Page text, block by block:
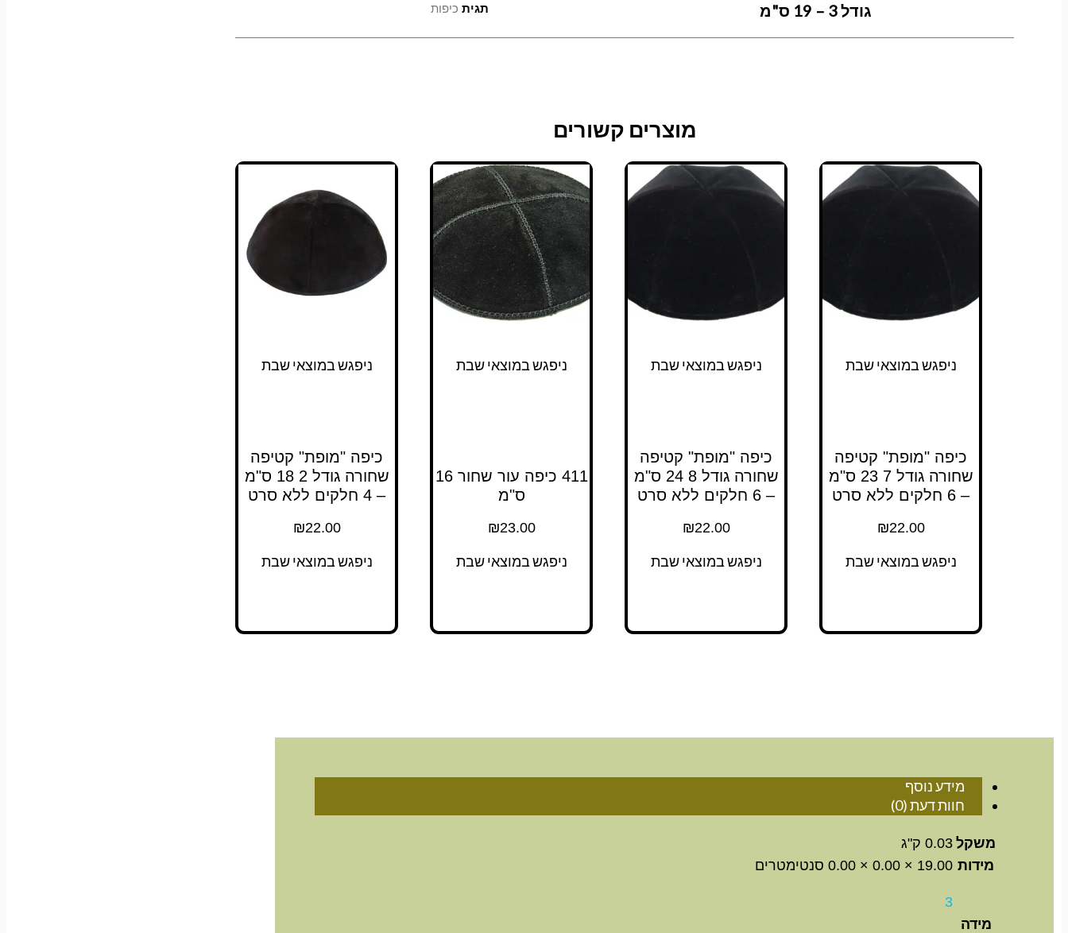
גודל 3 – 19 ס"מ
תגית כיפות
מוצרים קשורים
ניפגש במוצאי שבת
כיפה "מופת" קטיפה
שחורה גודל 7 23 ס"מ
– 6 חלקים ללא סרט
₪22.00
ניפגש במוצאי שבת
ניפגש במוצאי שבת
כיפה "מופת" קטיפה
שחורה גודל 8 24 ס"מ
– 6 חלקים ללא סרט
₪22.00
ניפגש במוצאי שבת
ניפגש במוצאי שבת
411 כיפה עור שחור 16
ס"מ
₪23.00
ניפגש במוצאי שבת
ניפגש במוצאי שבת
כיפה "מופת" קטיפה
שחורה גודל 2 18 ס"מ
– 4 חלקים ללא סרט
₪22.00
ניפגש במוצאי שבת
מידע נוסף
חוות דעת (0)
משקל 0.03 ק"ג
מידות 19.00 × 0.00 × 0.00 סנטימטרים
מידה
3